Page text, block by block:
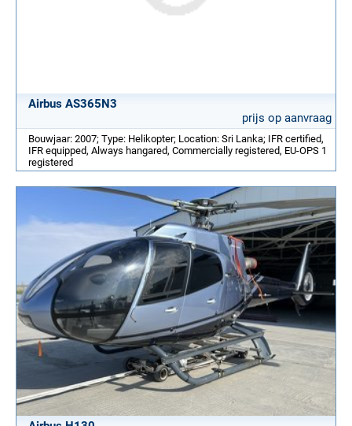
Airbus AS365N3
prijs op aanvraag
Bouwjaar: 2007; Type: Helikopter; Location: Sri Lanka; IFR certified,
IFR equipped, Always hangared, Commercially registered, EU-OPS 1
registered